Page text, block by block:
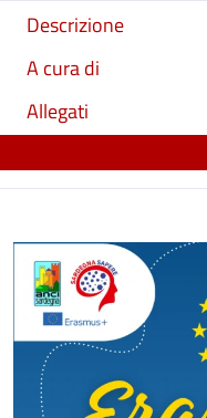
Descrizione
A cura di
Allegati